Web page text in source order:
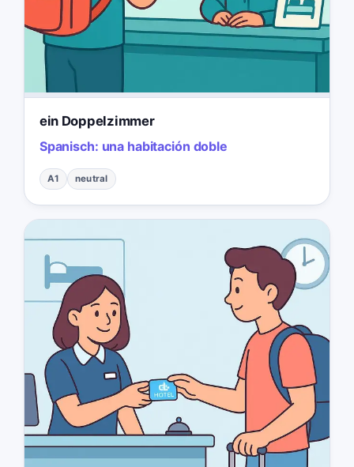
ein Doppelzimmer
Spanisch: una habitación doble
A1 neutral